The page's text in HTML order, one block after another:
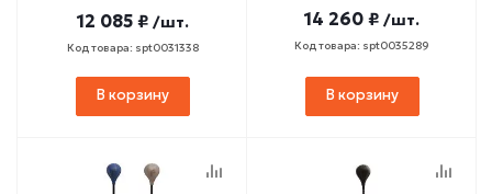
12 085 ₽ /шт.
Код товара: spt0031338
В корзину
14 260 ₽ /шт.
Код товара: spt0035289
В корзину